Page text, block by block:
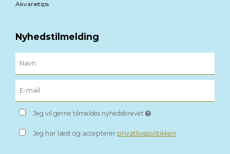
Akvarietips
Nyhedstilmelding
Jeg vil gerne tilmeldes nyhedsbrevet
Jeg har læst og accepterer privatlivspolitikken